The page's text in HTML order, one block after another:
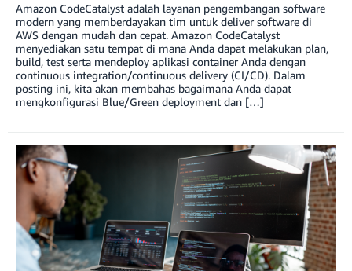
Amazon CodeCatalyst adalah layanan pengembangan software
modern yang memberdayakan tim untuk deliver software di
AWS dengan mudah dan cepat. Amazon CodeCatalyst
menyediakan satu tempat di mana Anda dapat melakukan plan,
build, test serta mendeploy aplikasi container Anda dengan
continuous integration/continuous delivery (CI/CD). Dalam
posting ini, kita akan membahas bagaimana Anda dapat
mengkonfigurasi Blue/Green deployment dan […]